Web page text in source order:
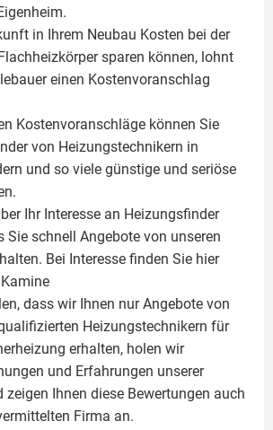
in Ihrem Neubau Kosten bei der
Flachheizkörpersparen können, lohnt
einen Kostenvoranschlag
Kostenvoranschläge können Sie
von Heizungstechnikern in
und so viele günstige und seriöse
Ihr Interesse an Heizungsfinder
Sie schnell Angebote von unseren
Bei Interesse finden Sie hier
Kamine
dass wir Ihnen nur Angebote von
Heizungstechnikern für
erhalten, holen wir
und Erfahrungen unserer
zeigen Ihnen diese Bewertungen auch
Firma an.